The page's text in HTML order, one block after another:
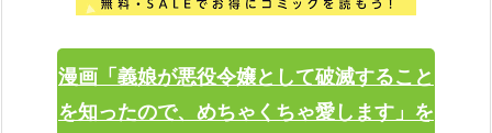
漫画「義娘が悪役令嬢として破滅すること
を知ったので、めちゃくちゃ愛します」を